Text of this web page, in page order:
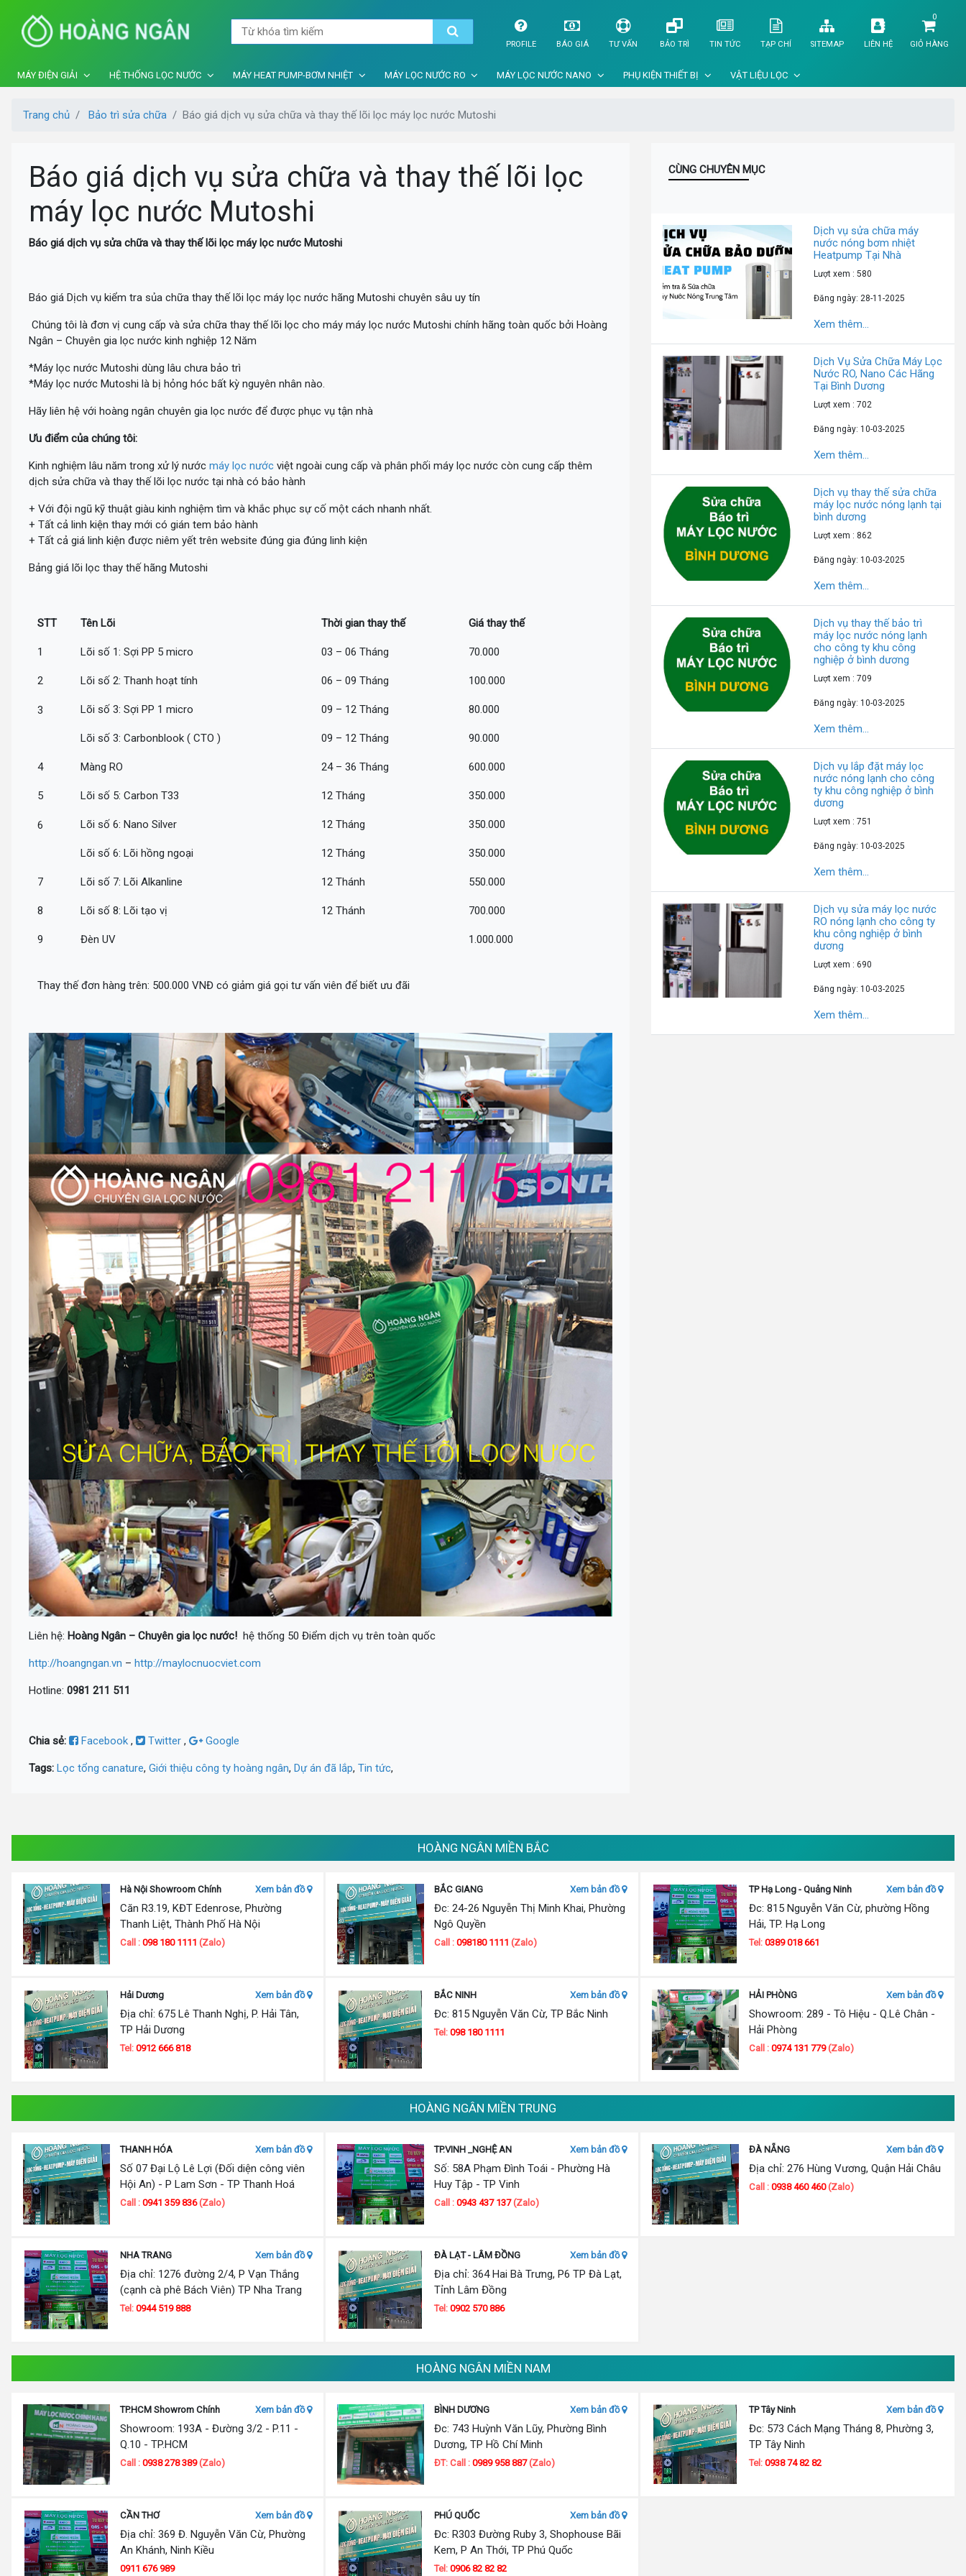
PROFILE BÁO GIÁ TƯ VẤN BẢO TRÌ TIN TỨC TẠP CHÍ SITEMAP LIÊN HỆ
0
GIỎ HÀNG
MÁY ĐIỆN GIẢI HỆ THỐNG LỌC NƯỚC MÁY HEAT PUMP-BƠM NHIỆT MÁY LỌC NƯỚC RO MÁY LỌC NƯỚC NANO PHỤ KIỆN THIẾT BỊ VẬT LIỆU LỌC
Trang chủ Bảo trì sửa chữa Báo giá dịch vụ sửa chữa và thay thế lõi lọc máy lọc nước Mutoshi
Báo giá dịch vụ sửa chữa và thay thế lõi lọc
máy lọc nước Mutoshi
Báo giá dịch vụ sửa chữa và thay thế lõi lọc máy lọc nước Mutoshi
Báo giá Dịch vụ kiểm tra sủa chữa thay thế lõi lọc máy lọc nước hãng Mutoshi chuyên sâu uy tín
Chúng tôi là đơn vị cung cấp và sửa chữa thay thế lõi lọc cho máy máy lọc nước Mutoshi chính hãng toàn quốc bởi Hoàng
Ngân – Chuyên gia lọc nước kinh nghiệp 12 Năm
*Máy lọc nước Mutoshi dùng lâu chưa bảo trì
*Máy lọc nước Mutoshi là bị hỏng hóc bất kỳ nguyên nhân nào.
Hãy liên hệ với hoàng ngân chuyên gia lọc nước để được phục vụ tận nhà
Ưu điểm của chúng tôi:
Kinh nghiệm lâu năm trong xử lý nước máy lọc nước việt ngoài cung cấp và phân phối máy lọc nước còn cung cấp thêm
dịch sửa chữa và thay thế lõi lọc nước tại nhà có bảo hành
+ Với đội ngũ kỹ thuật giàu kinh nghiệm tìm và khắc phục sự cố một cách nhanh nhất.
+ Tất cả linh kiện thay mới có gián tem bảo hành
+ Tất cả giá linh kiện được niêm yết trên website đúng gia đúng linh kiện
Bảng giá lõi lọc thay thế hãng Mutoshi
STT Tên Lõi Thời gian thay thế Giá thay thế
1 Lõi số 1: Sợi PP 5 micro 03 – 06 Tháng 70.000
2 Lõi số 2: Thanh hoạt tính 06 – 09 Tháng 100.000
3 Lõi số 3: Sợi PP 1 micro 09 – 12 Tháng 80.000
Lõi số 3: Carbonblook ( CTO ) 09 – 12 Tháng 90.000
4 Màng RO 24 – 36 Tháng 600.000
5 Lõi số 5: Carbon T33 12 Tháng 350.000
6 Lõi số 6: Nano Silver 12 Tháng 350.000
Lõi số 6: Lõi hồng ngoại 12 Tháng 350.000
7 Lõi số 7: Lõi Alkanline 12 Thánh 550.000
8 Lõi số 8: Lõi tạo vị 12 Thánh 700.000
9 Đèn UV 1.000.000
Thay thế đơn hàng trên: 500.000 VNĐ có giảm giá gọi tư vấn viên để biết ưu đãi
Liên hệ: Hoàng Ngân – Chuyên gia lọc nước! hệ thống 50 Điểm dịch vụ trên toàn quốc
http://hoangngan.vn – http://maylocnuocviet.com
Hotline: 0981 211 511
Chia sẻ: Facebook , Twitter , Google
Tags: Lọc tổng canature, Giới thiệu công ty hoàng ngân, Dự án đã lắp, Tin tức,
CÙNG CHUYÊN MỤC
Dịch vụ sửa chữa máy
nước nóng bơm nhiệt
Heatpump Tại Nhà
Lượt xem : 580
Đăng ngày: 28-11-2025
Xem thêm...
Dịch Vụ Sửa Chữa Máy Lọc
Nước RO, Nano Các Hãng
Tại Bình Dương
Lượt xem : 702
Đăng ngày: 10-03-2025
Xem thêm...
Dịch vụ thay thế sửa chữa
máy lọc nước nóng lạnh tại
bình dương
Lượt xem : 862
Đăng ngày: 10-03-2025
Xem thêm...
Dịch vụ thay thế bảo trì
máy lọc nước nóng lạnh
cho công ty khu công
nghiệp ở bình dương
Lượt xem : 709
Đăng ngày: 10-03-2025
Xem thêm...
Dịch vụ lắp đặt máy lọc
nước nóng lạnh cho công
ty khu công nghiệp ở bình
dương
Lượt xem : 751
Đăng ngày: 10-03-2025
Xem thêm...
Dịch vụ sửa máy lọc nước
RO nóng lạnh cho công ty
khu công nghiệp ở bình
dương
Lượt xem : 690
Đăng ngày: 10-03-2025
Xem thêm...
HOÀNG NGÂN MIỀN BẮC
Hà Nội Showroom Chính Xem bản đồ
Căn R3.19, KĐT Edenrose, Phường
Thanh Liệt, Thành Phố Hà Nội
Call : 098 180 1111 (Zalo)
BẮC GIANG Xem bản đồ
Đc: 24-26 Nguyễn Thị Minh Khai, Phường
Ngô Quyền
Call :098180 1111 (Zalo)
TP Hạ Long - Quảng Ninh Xem bản đồ
Đc: 815 Nguyễn Văn Cừ, phường Hồng
Hải, TP. Hạ Long
Tel:0389 018 661
Hải Dương Xem bản đồ
Địa chỉ: 675 Lê Thanh Nghị, P. Hải Tân,
TP Hải Dương
Tel: 0912 666 818
BẮC NINH Xem bản đồ
Đc: 815 Nguyễn Văn Cừ, TP Bắc Ninh
Tel:098 180 1111
HẢI PHÒNG Xem bản đồ
Showroom: 289 - Tô Hiệu - Q.Lê Chân -
Hải Phòng
Call :0974 131 779(Zalo)
HOÀNG NGÂN MIỀN TRUNG
THANH HÓA Xem bản đồ
Số 07 Đại Lộ Lê Lợi (Đối diện công viên
Hội An) - P Lam Sơn - TP Thanh Hoá
Call : 0941 359 836(Zalo)
TP.VINH _NGHỆ AN Xem bản đồ
Số: 58A Phạm Đình Toái - Phường Hà
Huy Tập - TP Vinh
Call :0943 437 137(Zalo)
ĐÀ NẴNG Xem bản đồ
Địa chỉ: 276 Hùng Vương, Quận Hải Châu
Call :0938 460 460(Zalo)
NHA TRANG Xem bản đồ
Địa chỉ: 1276 đường 2/4, P Vạn Thắng
(cạnh cà phê Bách Viên) TP Nha Trang
Tel: 0944 519 888
ĐÀ LẠT - LÂM ĐỒNG Xem bản đồ
Địa chỉ: 364 Hai Bà Trưng, P6 TP Đà Lạt,
Tỉnh Lâm Đồng
Tel:0902 570 886
HOÀNG NGÂN MIỀN NAM
TP.HCM Showrom Chính Xem bản đồ
Showroom: 193A - Đường 3/2 - P.11 -
Q.10 - TP.HCM
Call : 0938 278 389(Zalo)
BÌNH DƯƠNG Xem bản đồ
Đc: 743 Huỳnh Văn Lũy, Phường Bình
Dương, TP Hồ Chí Minh
ĐT: Call :0989 958 887(Zalo)
TP Tây Ninh Xem bản đồ
Đc: 573 Cách Mạng Tháng 8, Phường 3,
TP Tây Ninh
Tel:0938 74 82 82
CẦN THƠ Xem bản đồ
Địa chỉ: 369 Đ. Nguyễn Văn Cừ, Phường
An Khánh, Ninh Kiều
0911 676 989
PHÚ QUỐC Xem bản đồ
Đc: R303 Đường Ruby 3, Shophouse Bãi
Kem, P An Thới, TP Phú Quốc
Tel:0906 82 82 82